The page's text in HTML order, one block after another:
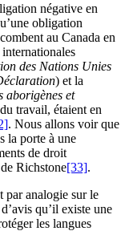
négative en
obligation
au Canada en
des Nations Unies
) et la
aborigènes et
travail, étaient en
. Nous allons voir que
la porte à une
de droit
Richstone[33].
par analogie sur le
qu’il existe une
les langues